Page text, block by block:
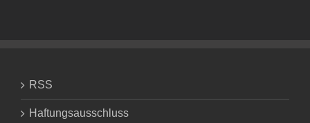
RSS
Haftungsausschluss